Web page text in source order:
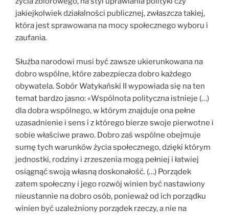
jakiejkolwiek działalności publicznej, zwłaszcza takiej,
która jest sprawowana na mocy społecznego wyboru i
zaufania.
Służba narodowi musi być zawsze ukierunkowana na
dobro wspólne, które zabezpiecza dobro każdego
obywatela. Sobór Watykański II wypowiada się na ten
temat bardzo jasno: «Wspólnota polityczna istnieje (…)
dla dobra wspólnego, w którym znajduje ona pełne
uzasadnienie i sens i z którego bierze swoje pierwotne i
sobie właściwe prawo. Dobro zaś wspólne obejmuje
sumę tych warunków życia społecznego, dzięki którym
jednostki, rodziny i zrzeszenia mogą pełniej i łatwiej
osiągnąć swoją własną doskonałość. (…) Porządek
zatem społeczny i jego rozwój winien być nastawiony
nieustannie na dobro osób, ponieważ od ich porządku
winien być uzależniony porządek rzeczy, a nie na